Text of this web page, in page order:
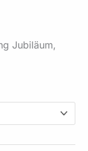
Jubiläum,